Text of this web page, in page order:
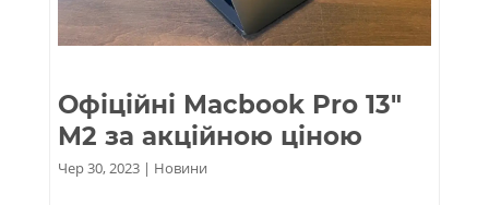
Офіційні Macbook Pro 13″
M2 за акційною ціною
Чер 30, 2023| Новини